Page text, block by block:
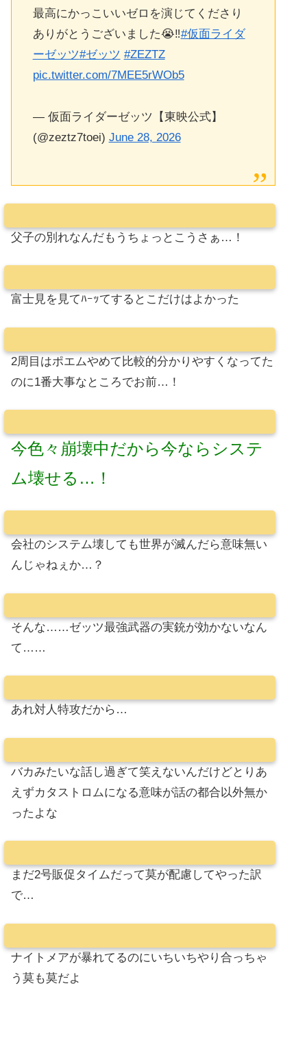
最高にかっこいいゼロを演じてくださり
ありがとうございました😭‼︎#仮面ライダ
ーゼッツ#ゼッツ #ZEZTZ
pic.twitter.com/7MEE5rWOb5
— 仮面ライダーゼッツ【東映公式】
(@zeztz7toei) June 28, 2026
父子の別れなんだもうちょっとこうさぁ…！
富士見を見てﾊｰｯてするとこだけはよかった
2周目はポエムやめて比較的分かりやすくなってた
のに1番大事なところでお前…！
今色々崩壊中だから今ならシステ
ム壊せる…！
会社のシステム壊しても世界が滅んだら意味無い
んじゃねぇか…？
そんな……ゼッツ最強武器の実銃が効かないなん
て……
あれ対人特攻だから…
バカみたいな話し過ぎて笑えないんだけどとりあ
えずカタストロムになる意味が話の都合以外無か
ったよな
まだ2号販促タイムだって莫が配慮してやった訳
で…
ナイトメアが暴れてるのにいちいちやり合っちゃ
う莫も莫だよ